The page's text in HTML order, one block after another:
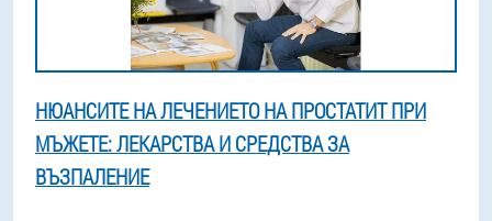
НЮАНСИТЕ НА ЛЕЧЕНИЕТО НА ПРОСТАТИТ ПРИ
МЪЖЕТЕ: ЛЕКАРСТВА И СРЕДСТВА ЗА
ВЪЗПАЛЕНИЕ